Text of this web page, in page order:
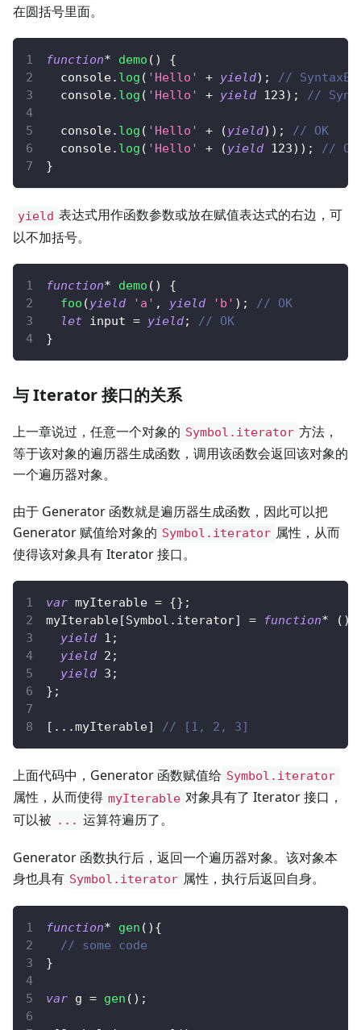
在圆括号里面。
function* demo ( )
{
console. log ( 'Hello' + yield) ;
//
console. log ( 'Hello' + yield 123) ; //
console. log ( 'Hello' + (yield) ) ;
// OK
console. log ( 'Hello' + (yield 123) ) ;
// OK
}
yield 表达式用作函数参数或放在赋值表达式的右边，可
以不加括号。
function* demo ( )
{
foo (yield 'a' , yield 'b' ) ;
// OK
let input = yield;
// OK
}
与 Iterator 接口的关系
上一章说过，任意一个对象的 Symbol.iterator 方法，
等于该对象的遍历器生成函数，调用该函数会返回该对象的
一个遍历器对象。
由于 Generator 函数就是遍历器生成函数，因此可以把
Generator 赋值给对象的 Symbol.iterator 属性，从而
使得该对象具有 Iterator 接口。
var myIterable = {} ;
myIterable[Symbol . iterator] = function* ( )
yield 1 ;
yield 2 ;
yield 3 ;
} ;
[ ...myIterable] // [1, 2, 3]
上面代码中，Generator 函数赋值给 Symbol.iterator
属性，从而使得 myIterable 对象具有了 Iterator 接口，
可以被 ... 运算符遍历了。
Generator 函数执行后，返回一个遍历器对象。该对象本
身也具有 Symbol.iterator 属性，执行后返回自身。
function* gen ( ) {
// some code
}
var g = gen ( ) ;